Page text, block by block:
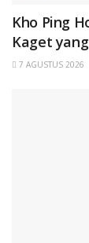
Kho Ping
Kaget
7 AGUSTUS 2026